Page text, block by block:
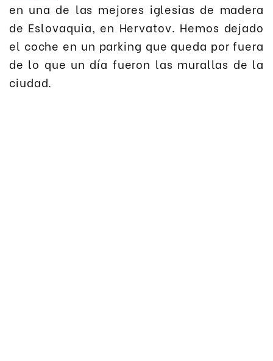
en una de las mejores iglesias de madera
de Eslovaquia, en Hervatov. Hemos dejado
el coche en un parking que queda por fuera
de lo que un día fueron las murallas de la
ciudad.